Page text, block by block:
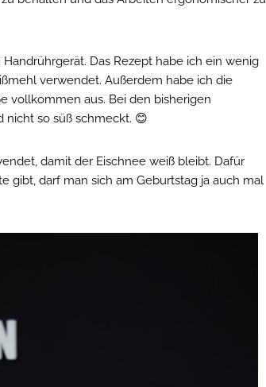
Das Rezept habe ich ein wenig
verwendet. Außerdem habe ich die
vollkommen aus. Bei den bisherigen
nicht so süß schmeckt. 😊
damit der Eischnee weiß bleibt. Dafür
gibt, darf man sich am Geburtstag ja auch mal